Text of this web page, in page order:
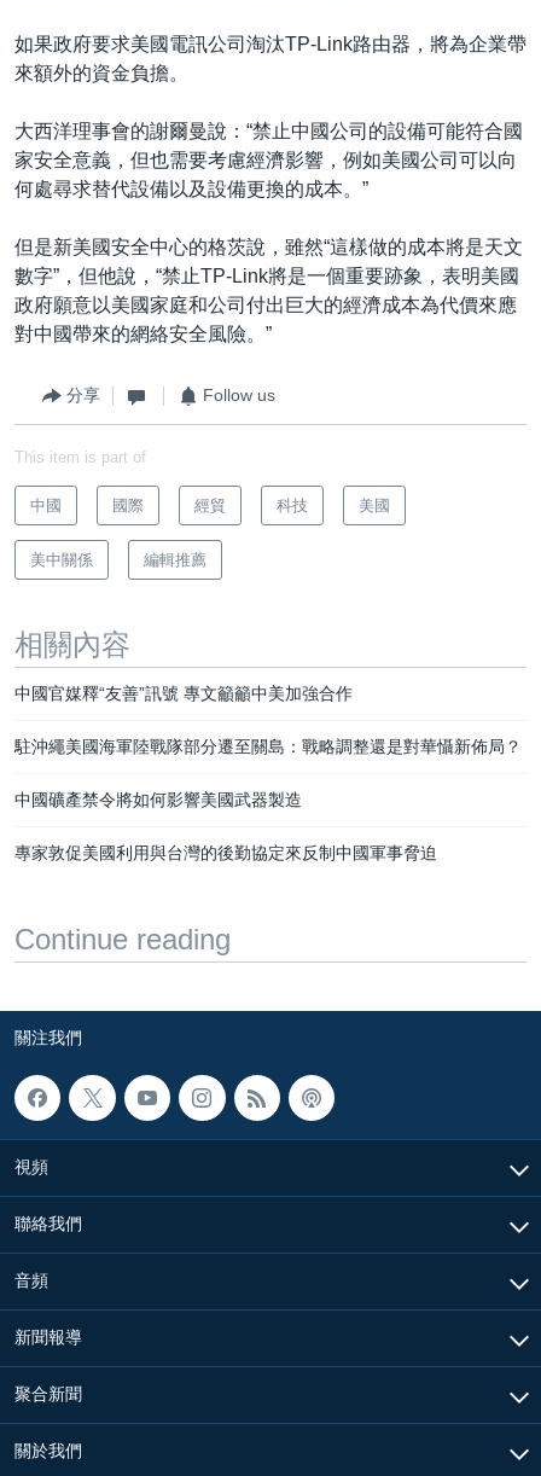
如果政府要求美國電訊公司淘汰TP-Link路由器，將為企業帶
來額外的資金負擔。
大西洋理事會的謝爾曼說：“禁止中國公司的設備可能符合國
家安全意義，但也需要考慮經濟影響，例如美國公司可以向
何處尋求替代設備以及設備更換的成本。”
但是新美國安全中心的格茨說，雖然“這樣做的成本將是天文
數字”，但他說，“禁止TP-Link將是一個重要跡象，表明美國
政府願意以美國家庭和公司付出巨大的經濟成本為代價來應
對中國帶來的網絡安全風險。”
分享 Follow us
This item is part of
中國 國際 經貿 科技 美國
美中關係 編輯推薦
相關內容
中國官媒釋“友善”訊號 專文籲籲中美加強合作
駐沖繩美國海軍陸戰隊部分遷至關島：戰略調整還是對華懾新佈局？
中國礦產禁令將如何影響美國武器製造
專家敦促美國利用與台灣的後勤協定來反制中國軍事脅迫
Continue reading
關注我們
視頻
聯絡我們
音頻
新聞報導
聚合新聞
關於我們